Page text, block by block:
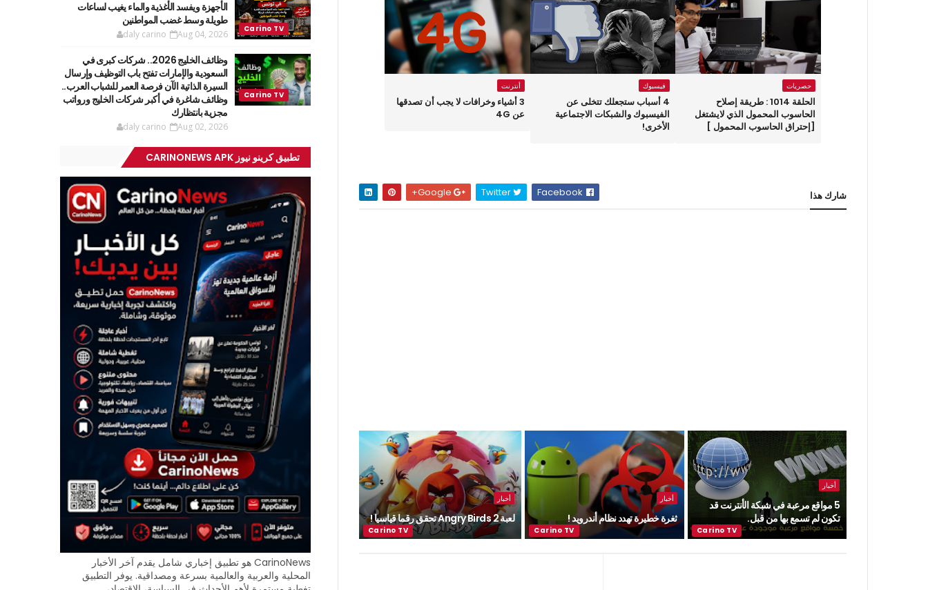
حصريات
الحلقة 1014 : طريقة إصلاح
الحاسوب المحمول الذي لايشتغل
[إحتراق الحاسوب المحمول ]
فيسبوك
4 أسباب ستجعلك تتخلى عن
الفيسبوك والشبكات الاجتماعية
الأخرى!
أنترنت
3 أشياء وخرافات لا يجب أن تصدقها
عن 4G
شارك هذا Twitter
أخبار
5 مواقع مرعبة في شبكة الأنترنت قد
تكون لم تسمع بها من قبل.
أخبار
ثغرة خطيرة تهدد نظام أندرويد !
أخبار
لعبة Angry Birds 2 تحقق رقما قياسيا !
الأجهزة ويفسد الأغذية والماء يغيب لساعات
طويلة وسط غضب المواطنين
daly carino Aug 04, 2026
وظائف الخليج 2026.. شركات كبرى في
السعودية والإمارات تفتح باب التوظيف وإرسال
السيرة الذاتية الآن فرصة العمر للشباب العرب..
وظائف شاغرة في أكبر شركات الخليج ورواتب
مجزية بانتظارك
daly carino Aug 02, 2026
تطبيق كرينو نيوز CARINONEWS APK
CarinoNews هو تطبيق إخباري شامل يقدم آخر الأخبار
المحلية والعربية والعالمية بسرعة ومصداقية. يوفر التطبيق